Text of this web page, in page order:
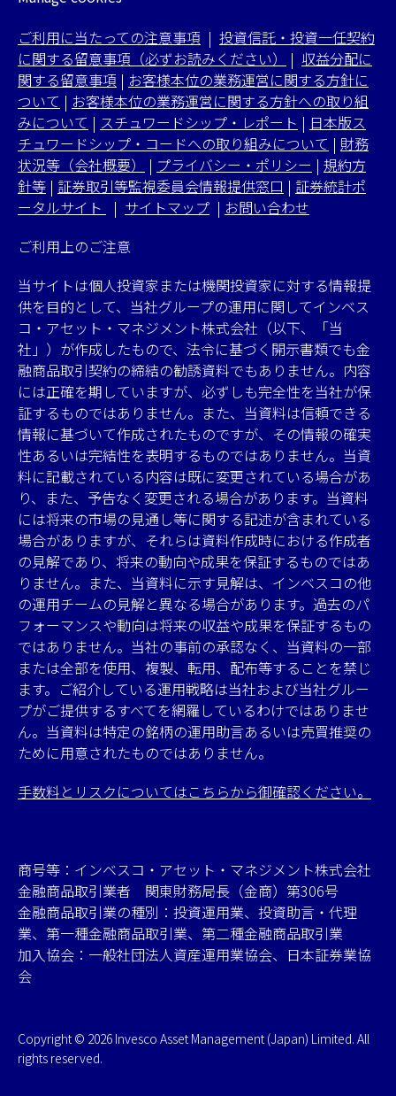
ご利用に当たっての注意事項 | 投資信託・投資一任契約
に関する留意事項（必ずお読みください）
| 収益分配に
関する留意事項 | お客様本位の業務運営に関する方針に
ついて | お客様本位の業務運営に関する方針への取り組
みについて | スチュワードシップ・レポート | 日本版ス
チュワードシップ・コードへの取り組みについて | 財務
状況等（会社概要）
| プライバシー・ポリシー | 規約方
針等 | 証券取引等監視委員会情報提供窓口 | 証券統計ポ
ータルサイト
| サイトマップ | お問い合わせ
ご利用上のご注意
当サイトは個人投資家または機関投資家に対する情報提
供を目的として、当社グループの運用に関してインベス
コ・アセット・マネジメント株式会社（以下、「当
社」）が作成したもので、法令に基づく開示書類でも金
融商品取引契約の締結の勧誘資料でもありません。内容
には正確を期していますが、必ずしも完全性を当社が保
証するものではありません。また、当資料は信頼できる
情報に基づいて作成されたものですが、その情報の確実
性あるいは完結性を表明するものではありません。当資
料に記載されている内容は既に変更されている場合があ
り、また、予告なく変更される場合があります。当資料
には将来の市場の見通し等に関する記述が含まれている
場合がありますが、それらは資料作成時における作成者
の見解であり、将来の動向や成果を保証するものではあ
りません。また、当資料に示す見解は、インベスコの他
の運用チームの見解と異なる場合があります。過去のパ
フォーマンスや動向は将来の収益や成果を保証するもの
ではありません。当社の事前の承認なく、当資料の一部
または全部を使用、複製、転用、配布等することを禁じ
ます。ご紹介している運用戦略は当社および当社グルー
プがご提供するすべてを網羅しているわけではありませ
ん。当資料は特定の銘柄の運用助言あるいは売買推奨の
ために用意されたものではありません。
手数料とリスクについてはこちらから御確認ください。
商号等：インベスコ・アセット・マネジメント株式会社
金融商品取引業者 関東財務局長（金商）第306号
金融商品取引業の種別：投資運用業、投資助言・代理
業、第一種金融商品取引業、第二種金融商品取引業
加入協会：一般社団法人資産運用業協会、日本証券業協
会
Copyright © 2026 Invesco Asset Management (Japan) Limited. All
rights reserved.